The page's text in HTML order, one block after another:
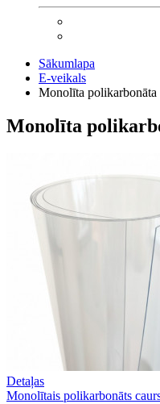
Sākumlapa
E-veikals
Monolīta polikarbonāta
Monolīta
Detaļas
Monolītais polikarbonāts